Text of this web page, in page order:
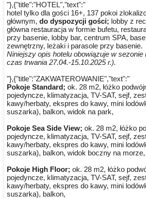
"},{"title":"HOTEL","text":"
hotel tylko dla gości 16+, 137 pokoi
głównym, do dyspozycji gości; lobby z
główna restauracja w formie bufetu,
przy basenie, lobby bar, centrum SPA,
zewnętrzny, leżaki i parasole przy basenie.
Niniejszy opis hotelu obowiązuje w
czas trwania 27.04.-15.10.2025 r.).
"},{"title":"ZAKWATEROWANIE","text":"
Pokoje Standard; ok. 28 m2, łóżko
pojedyncze, klimatyzacja, TV-SAT, sejf,
kawy/herbaty, ekspres do kawy, mini
suszarka), balkon, widok na park,
Pokoje Sea Side View; ok. 28 m2, łóżko
pojedyncze, klimatyzacja, TV-SAT, sejf,
kawy/herbaty, ekspres do kawy, mini
suszarka), balkon, widok boczny na morze,
Pokoje High Floor; ok. 28 m2, łóżko
pojedyncze, klimatyzacja, TV-SAT, sejf,
kawy/herbaty, ekspres do kawy, mini
suszarka), balkon,